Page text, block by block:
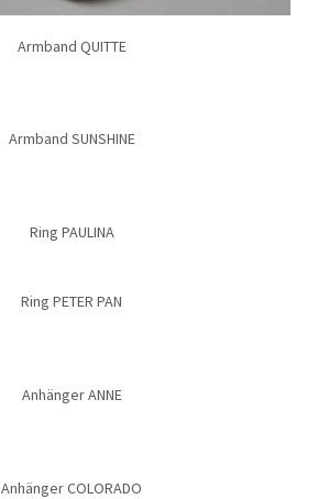
Armband QUITTE
Armband SUNSHINE
Ring PAULINA
Ring PETER PAN
Anhänger ANNE
Anhänger COLORADO